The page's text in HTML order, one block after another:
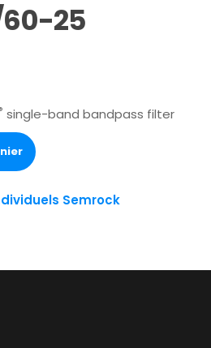
60-25
single-band bandpass filter
Semrock